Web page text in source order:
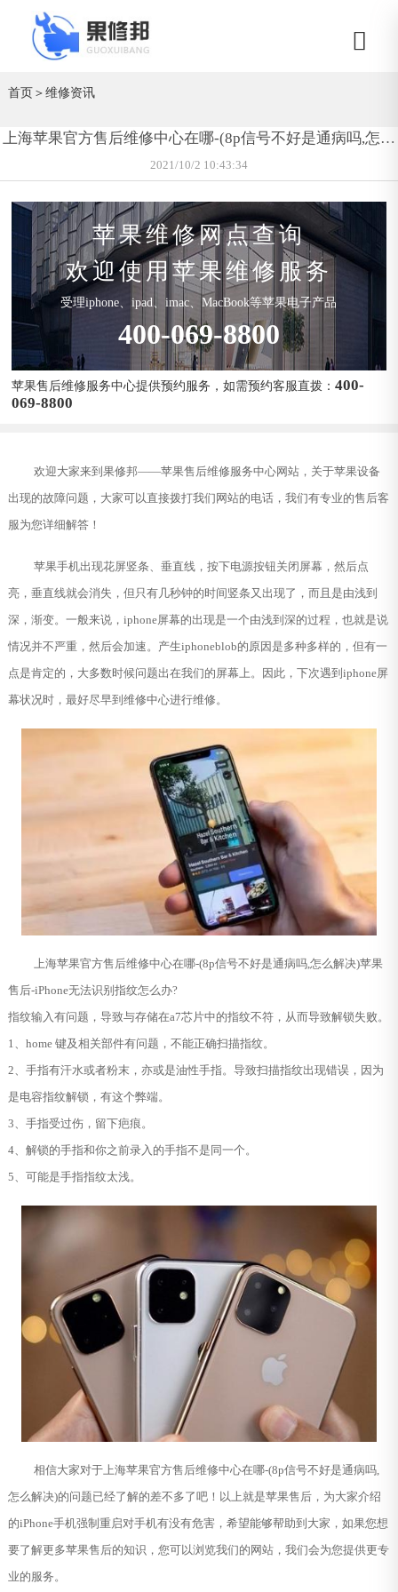
首页＞维修资讯
上海苹果官方售后维修中心在哪-(8p信号不好是通病吗,怎么
解决)
2021/10/2 10:43:34
苹果维修网点查询
欢迎使用苹果维修服务
受理iphone、ipad、imac、MacBook等苹果电子产品
400-069-8800
苹果售后维修服务中心提供预约服务，如需预约客服直拨：400-
069-8800
欢迎大家来到果修邦——苹果售后维修服务中心网站，关于苹果设备
出现的故障问题，大家可以直接拨打我们网站的电话，我们有专业的售后客
服为您详细解答！
苹果手机出现花屏竖条、垂直线，按下电源按钮关闭屏幕，然后点
亮，垂直线就会消失，但只有几秒钟的时间竖条又出现了，而且是由浅到
深，渐变。一般来说，iphone屏幕的出现是一个由浅到深的过程，也就是说
情况并不严重，然后会加速。产生iphoneblob的原因是多种多样的，但有一
点是肯定的，大多数时候问题出在我们的屏幕上。因此，下次遇到iphone屏
幕状况时，最好尽早到维修中心进行维修。
上海苹果官方售后维修中心在哪-(8p信号不好是通病吗,怎么解决)苹果
售后-iPhone无法识别指纹怎么办?
指纹输入有问题，导致与存储在a7芯片中的指纹不符，从而导致解锁失败。
1、home 键及相关部件有问题，不能正确扫描指纹。
2、手指有汗水或者粉末，亦或是油性手指。导致扫描指纹出现错误，因为
是电容指纹解锁，有这个弊端。
3、手指受过伤，留下疤痕。
4、解锁的手指和你之前录入的手指不是同一个。
5、可能是手指指纹太浅。
相信大家对于上海苹果官方售后维修中心在哪-(8p信号不好是通病吗,
怎么解决)的问题已经了解的差不多了吧！以上就是苹果售后，为大家介绍
的iPhone手机强制重启对手机有没有危害，希望能够帮助到大家，如果您想
要了解更多苹果售后的知识，您可以浏览我们的网站，我们会为您提供更专
业的服务。